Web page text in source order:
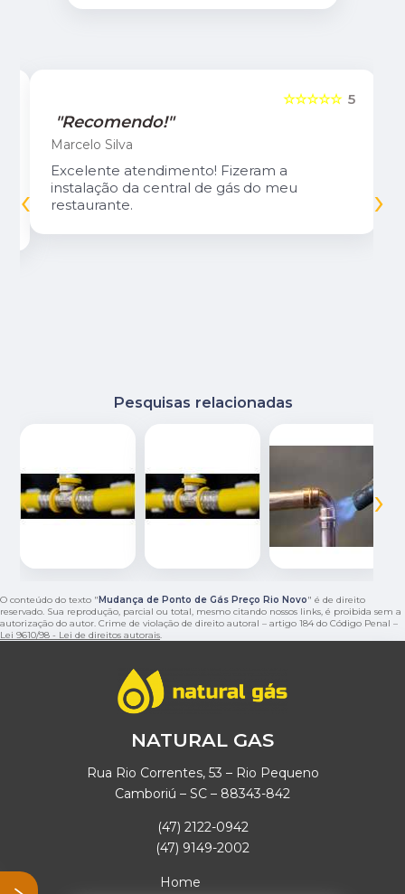
5
☆☆☆☆☆
"Recomendo!"
Marcelo Silva
Excelente atendimento! Fizeram a
instalação da central de gás do meu
restaurante.
‹ ›
Pesquisas relacionadas
‹ ›
O conteúdo do texto "Mudança de Ponto de Gás Preço Rio Novo" é de direito
reservado. Sua reprodução, parcial ou total, mesmo citando nossos links, é proibida sem a
autorização do autor. Crime de violação de direito autoral – artigo 184 do Código Penal –
Lei 9610/98 - Lei de direitos autorais.
NATURAL GAS
Rua Rio Correntes, 53 – Rio Pequeno
Camboriú – SC – 88343-842
(47) 2122-0942
(47) 9149-2002
Home